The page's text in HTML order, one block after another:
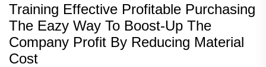
Training Effective Profitable Purchasing
The Eazy Way To Boost-Up The
Company Profit By Reducing Material
Cost